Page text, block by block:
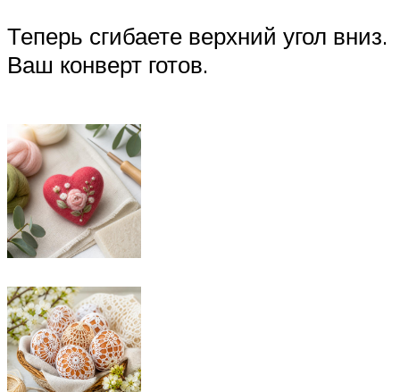
Теперь сгибаете верхний угол вниз.
Ваш конверт готов.